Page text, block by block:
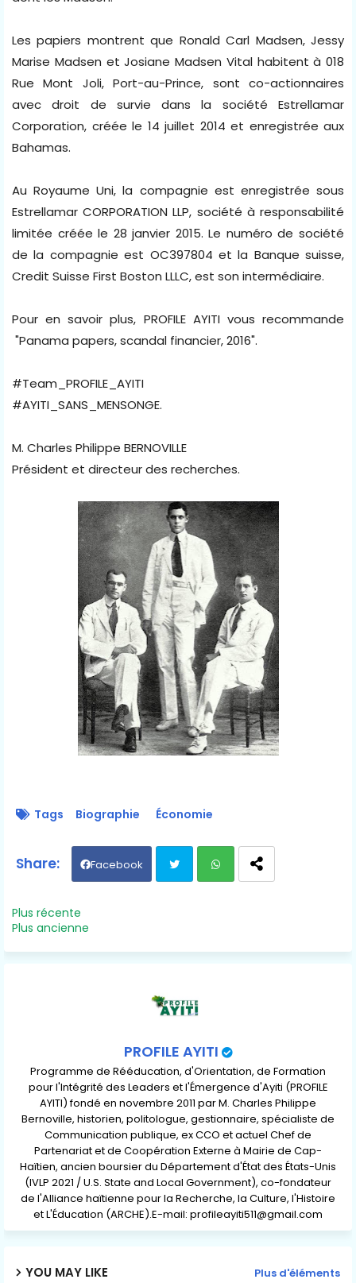
Les papiers montrent que Ronald Carl Madsen, Jessy
Marise Madsen et Josiane Madsen Vital habitent à 018
Rue Mont Joli, Port-au-Prince, sont co-actionnaires
avec droit de survie dans la société Estrellamar
Corporation, créée le 14 juillet 2014 et enregistrée aux
Bahamas.
Au Royaume Uni, la compagnie est enregistrée sous
Estrellamar CORPORATION LLP, société à responsabilité
limitée créée le 28 janvier 2015. Le numéro de société
de la compagnie est OC397804 et la Banque suisse,
Credit Suisse First Boston LLLC, est son intermédiaire.
Pour en savoir plus, PROFILE AYITI vous recommande
"Panama papers, scandal financier, 2016".
#Team_PROFILE_AYITI
#AYITI_SANS_MENSONGE.
M. Charles Philippe BERNOVILLE
Président et directeur des recherches.
Tags Biographie Économie
Facebook
Plus récente
Plus ancienne
PROFILE AYITI
Programme de Rééducation, d'Orientation, de Formation
pour l'Intégrité des Leaders et l'Émergence d'Ayiti (PROFILE
AYITI) fondé en novembre 2011 par M. Charles Philippe
Bernoville, historien, politologue, gestionnaire, spécialiste de
Communication publique, ex CCO et actuel Chef de
Partenariat et de Coopération Externe à Mairie de Cap-
Haïtien, ancien boursier du Département d'État des États-Unis
(IVLP 2021 / U.S. State and Local Government), co-fondateur
de l'Alliance haïtienne pour la Recherche, la Culture, l'Histoire
et L'Éducation (ARCHE).E-mail: profileayiti511@gmail.com
YOU MAY LIKE Plus d'éléments